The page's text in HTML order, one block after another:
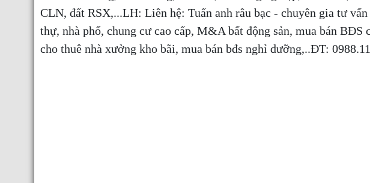
CLN, đất RSX,...LH: Liên hệ: Tuấn anh râu bạc - chuyên gia tư
thự, nhà phố, chung cư cao cấp, M&A bất động sản, mua bán BĐS
cho thuê nhà xưởng kho bãi, mua bán bđs nghỉ dưỡng,..ĐT: